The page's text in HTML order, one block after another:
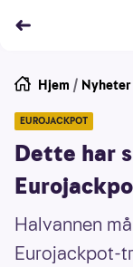
Hjem / Nyheter
EUROJACKPOT
Dette har
Halvannen
Eurojackpot-